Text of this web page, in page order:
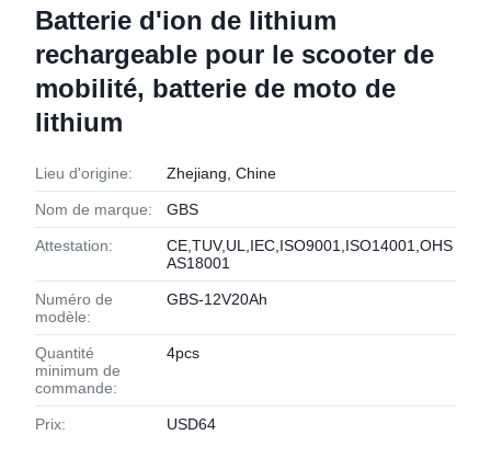
Batterie d'ion de lithium
rechargeable pour le scooter de
mobilité, batterie de moto de
lithium
Lieu d'origine: Zhejiang, Chine
Nom de marque: GBS
Attestation:
CE,TUV,UL,IEC,ISO9001,ISO14001,OHS
AS18001
Numéro de
modèle:
GBS-12V20Ah
Quantité
minimum de
commande:
4pcs
Prix: USD64